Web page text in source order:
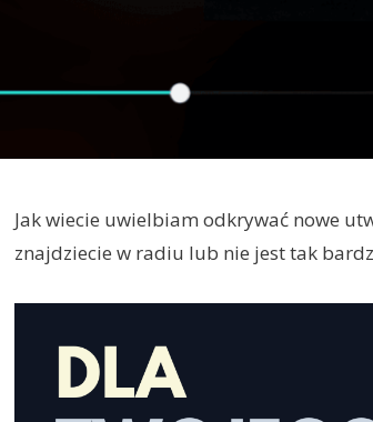
Jak wiecie uwielbiam odkrywać nowe
znajdziecie w radiu lub nie jest tak